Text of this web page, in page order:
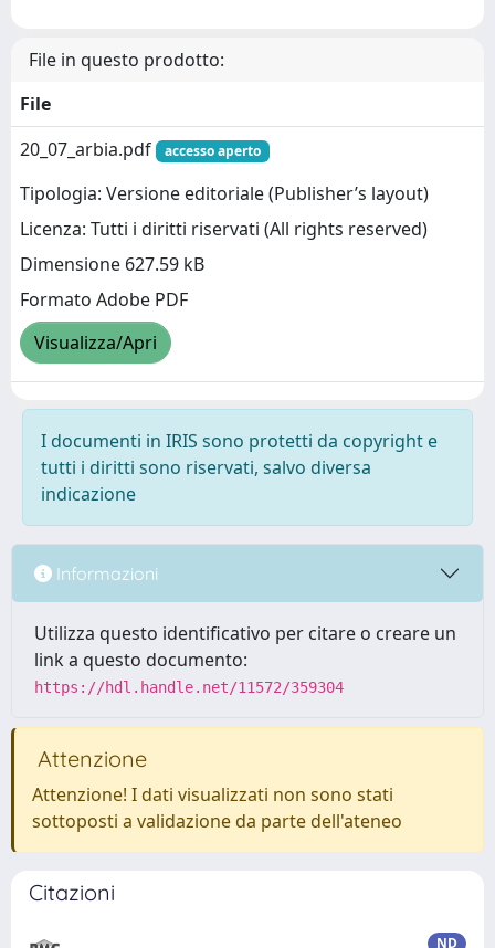
File in questo prodotto:
File
20_07_arbia.pdf
accesso aperto
Tipologia: Versione editoriale (Publisher’s layout)
Licenza: Tutti i diritti riservati (All rights reserved)
Dimensione 627.59 kB
Formato Adobe PDF
Visualizza/Apri
I documenti in IRIS sono protetti da copyright e
tutti i diritti sono riservati, salvo diversa
indicazione
Informazioni
Utilizza questo identificativo per citare o creare un
link a questo documento:
https://hdl.handle.net/11572/359304
Attenzione
Attenzione! I dati visualizzati non sono stati
sottoposti a validazione da parte dell'ateneo
Citazioni
ND